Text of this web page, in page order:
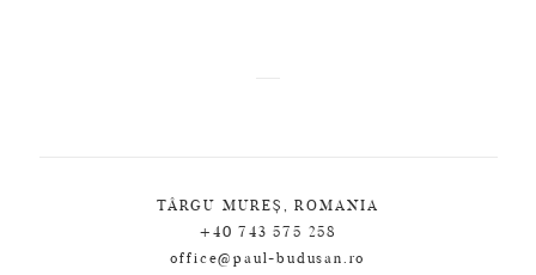
TÂRGU MUREȘ, ROMANIA
+40 743 575 258
office@paul-budusan.ro